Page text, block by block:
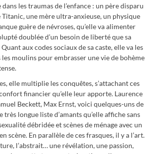
dans les traumas de l’enfance : un père disparu
Titanic, une mère ultra-anxieuse, un physique
guère de névroses, qu’elle va alimenter
doublée d’un besoin de liberté que sa
aux codes sociaux de sa caste, elle va les
moulins pour embrasser une vie de bohème
elle multiplie les conquêtes, s’attachant ces
financier qu’elle leur apporte. Laurence
Beckett, Max Ernst, voici quelques-uns de
très longue liste d’amants qu’elle affiche sans
débridée et scènes de ménage avec un
scène. En parallèle de ces frasques, il y a l’art.
l’abstrait… une révélation, une passion,